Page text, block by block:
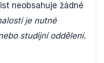
neobsahuje žádné
je nutné
studijní oddělení.